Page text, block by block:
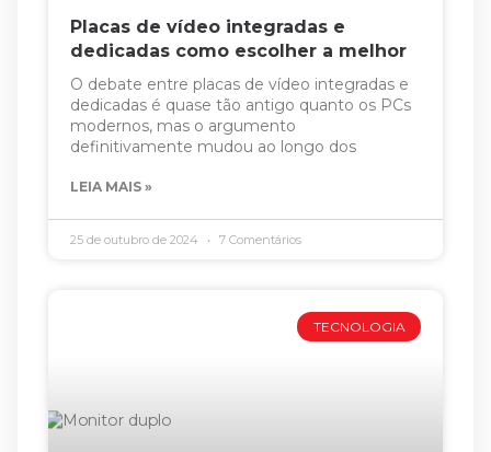
Placas de vídeo integradas e
dedicadas como escolher a melhor
O debate entre placas de vídeo integradas e
dedicadas é quase tão antigo quanto os PCs
modernos, mas o argumento
definitivamente mudou ao longo dos
LEIA MAIS »
25 de outubro de 2024 7 Comentários
TECNOLOGIA